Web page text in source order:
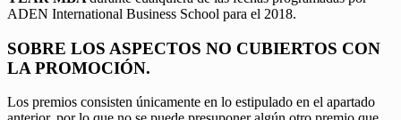
ADEN International Business School para el 2018.
SOBRE LOS ASPECTOS NO CUBIERTOS CON
LA PROMOCIÓN.
Los premios consisten únicamente en lo estipulado en el apartado